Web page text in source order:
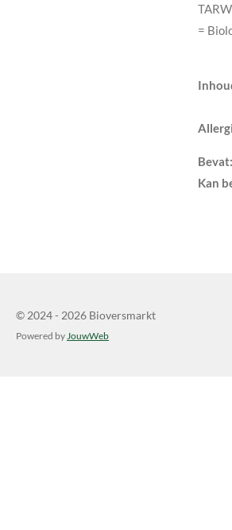
=
Bevat:
Kan
© 2024 - 2026 Bioversmarkt
Powered by JouwWeb